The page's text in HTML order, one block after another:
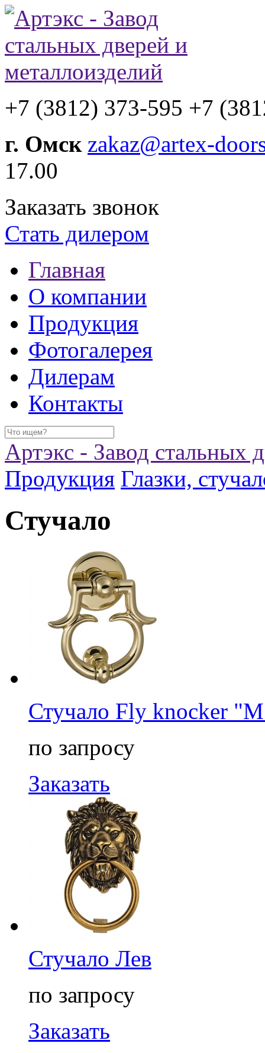
+7 (3812) 373-595 +7
г. Омск zakaz@artex-
17.00
Заказать звонок
Стать дилером
Главная
О компании
Продукция
Фотогалерея
Дилерам
Контакты
Артэкс - Завод стальных
Продукция Глазки,
Стучало
Стучало Fly knocker
по запросу
Заказать
Стучало Лев
по запросу
Заказать